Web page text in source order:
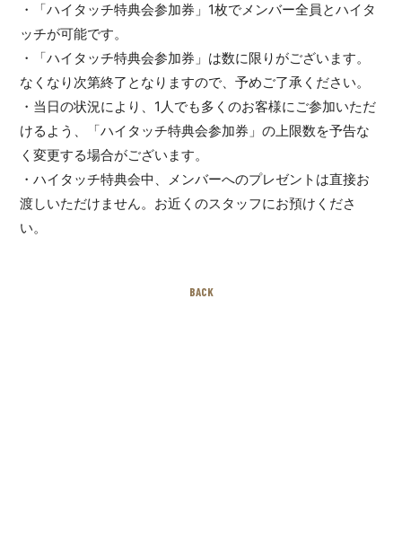
・「ハイタッチ特典会参加券」1枚でメンバー全員とハイタ
ッチが可能です。
・「ハイタッチ特典会参加券」は数に限りがございます。
なくなり次第終了となりますので、予めご了承ください。
・当日の状況により、1人でも多くのお客様にご参加いただ
けるよう、「ハイタッチ特典会参加券」の上限数を予告な
く変更する場合がございます。
・ハイタッチ特典会中、メンバーへのプレゼントは直接お
渡しいただけません。お近くのスタッフにお預けくださ
い。
BACK